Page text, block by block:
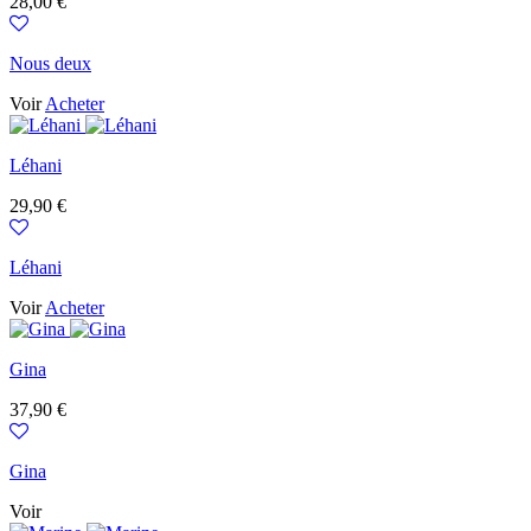
Nous deux
VoirAcheter
Léhani
Prix
29,90 €
Léhani
VoirAcheter
Gina
Prix
37,90 €
Gina
Voir